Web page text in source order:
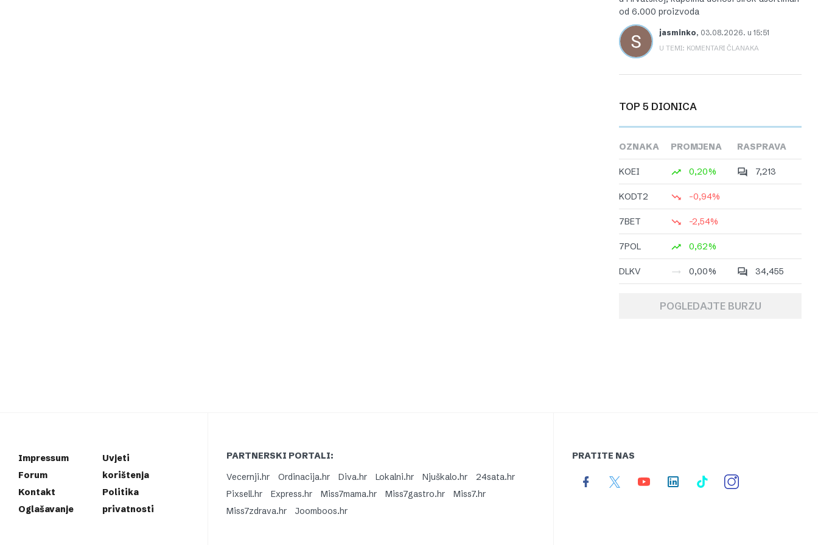
od 6.000 proizvoda
jasminko, 03.08.2026. u 15:51
U TEMI: KOMENTARI ČLANAKA
TOP 5 DIONICA
OZNAKA PROMJENA RASPRAVA
KOEI 0,20% 7,213
KODT2 -0,94%
7BET -2,54%
7POL 0,62%
DLKV 0,00% 34,455
POGLEDAJTE BURZU
Impressum
Forum
Kontakt
Oglašavanje
Uvjeti
korištenja
Politika
privatnosti
PARTNERSKI PORTALI:
Vecernji.hr
Ordinacija.hr Diva.hr Lokalni.hr Njuškalo.hr
24sata.hr
Pixsell.hr
Express.hr Miss7mama.hr Miss7gastro.hr
Miss7.hr
Miss7zdrava.hr
Joomboos.hr
PRATITE NAS